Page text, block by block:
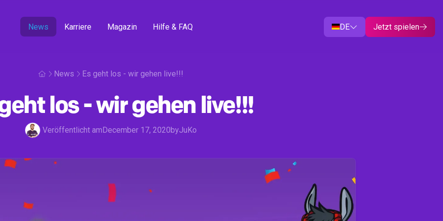
News Karriere Magazin Hilfe & FAQ DE Jetzt spielen
News Es geht los - wir gehen live!!!
los - wir gehen live!!!
Veröffentlicht amDecember 17, 2020byJuKo